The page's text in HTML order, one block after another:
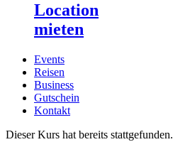
Location
mieten
Events
Reisen
Business
Gutschein
Kontakt
Dieser Kurs hat bereits stattgefunden.